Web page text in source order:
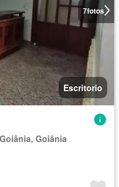
7fotos
Escritorio
Goiânia